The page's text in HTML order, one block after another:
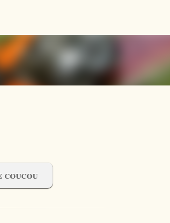
coucou